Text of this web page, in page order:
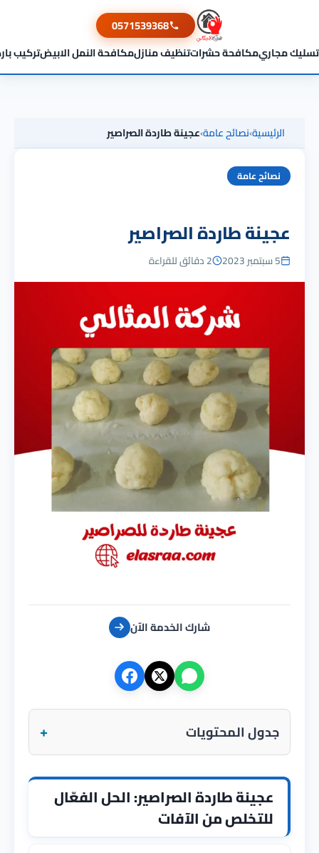
تسليك مجاريمكافحة حشراتتنظيف منازلمكافحة النمل الابيضتركيب
0571539368
الرئيسية›نصائح عامة›عجينة طاردة الصراصير
نصائح عامة
عجينة طاردة الصراصير
5 سبتمبر 2023 2 دقائق للقراءة
شارك الخدمة الآن
جدول المحتويات +
عجينة طاردة الصراصير: الحل الفعّال
للتخلص من الآفات